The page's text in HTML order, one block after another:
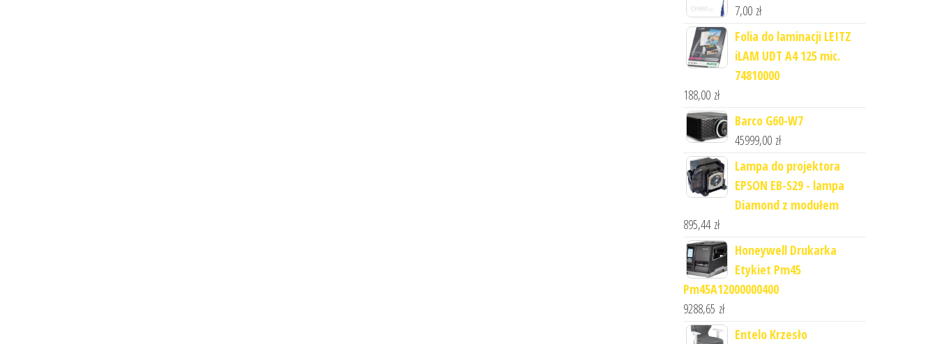
7,00 zł
Folia do laminacji LEITZ
iLAM UDT A4 125 mic.
74810000
188,00 zł
Barco G60-W7
45999,00 zł
Lampa do projektora
EPSON EB-S29 - lampa
Diamond z modułem
895,44 zł
Honeywell Drukarka
Etykiet Pm45
Pm45A12000000400
9288,65 zł
Entelo Krzesło